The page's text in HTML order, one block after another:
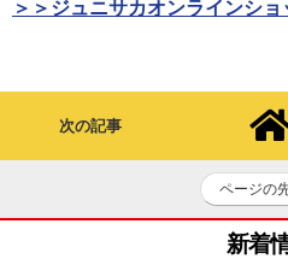
＞＞ジュニサカオンラインショ
次の記事
ページの
新着